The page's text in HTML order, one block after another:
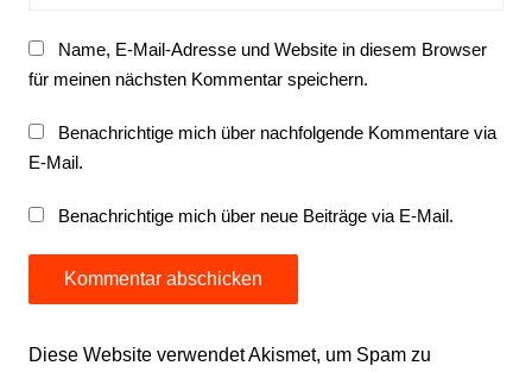
Name, E-Mail-Adresse und Website in diesem Browser
für meinen nächsten Kommentar speichern.
Benachrichtige mich über nachfolgende Kommentare via
E-Mail.
Benachrichtige mich über neue Beiträge via E-Mail.
Diese Website verwendet Akismet, um Spam zu